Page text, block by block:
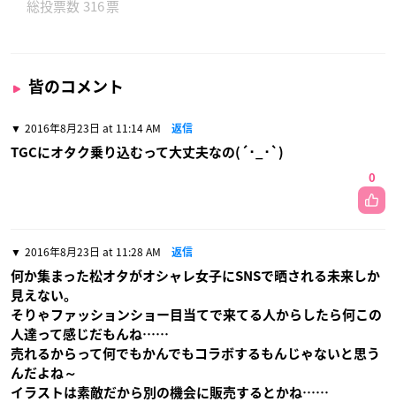
316
皆のコメント
2016年8月23日 at 11:14 AM 返信
TGCにオタク乗り込むって大丈夫なの(´･_･`)
0
2016年8月23日 at 11:28 AM 返信
何か集まった松オタがオシャレ女子にSNSで晒される未来しか
見えない。
そりゃファッションショー目当てで来てる人からしたら何この
人達って感じだもんね……
売れるからって何でもかんでもコラボするもんじゃないと思う
んだよね～
イラストは素敵だから別の機会に販売するとかね……